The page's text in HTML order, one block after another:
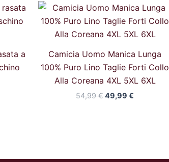
a
Camicia Uomo Manica Lunga
100% Puro Lino Taglie Forti Collo
Alla Coreana 4XL 5XL 6XL
54,99€
Il
prezzo
originale
era:
49,99€
Il
prezzo
attuale
è: